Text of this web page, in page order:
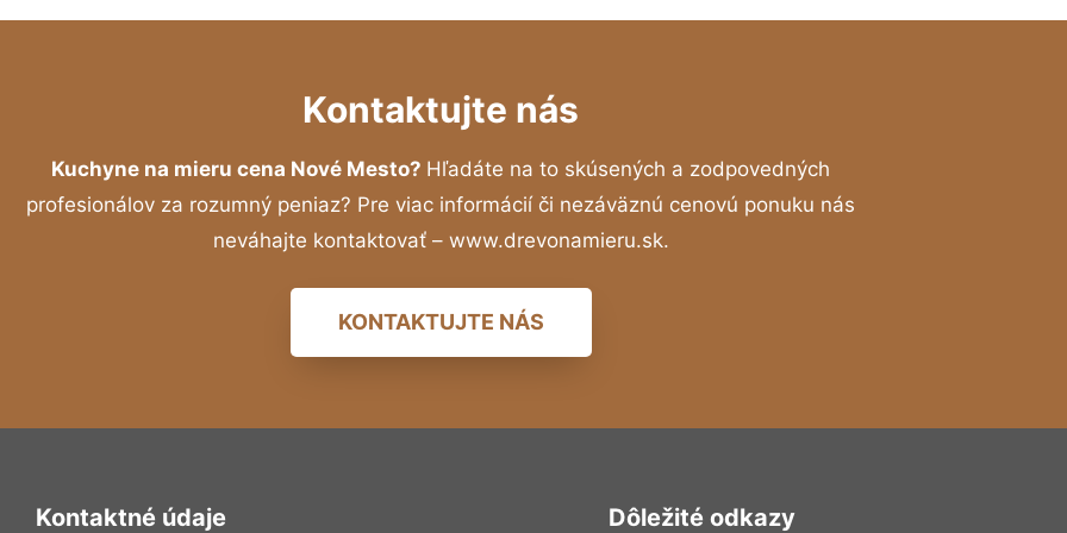
Kontaktujte nás
Kuchyne na mieru cena Nové Mesto? Hľadáte na to skúsených a zodpovedných
profesionálov za rozumný peniaz? Pre viac informácií či nezáväznú cenovú ponuku nás
neváhajte kontaktovať – www.drevonamieru.sk.
KONTAKTUJTE NÁS
Kontaktné údaje Dôležité odkazy